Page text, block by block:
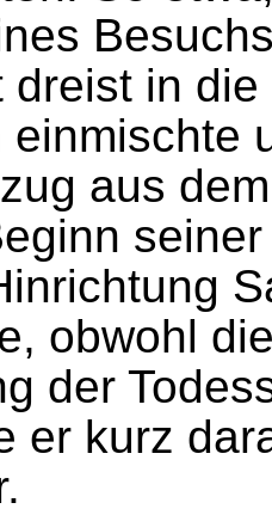
dreist in
einmischte
aus
obwohl
der
er kurz